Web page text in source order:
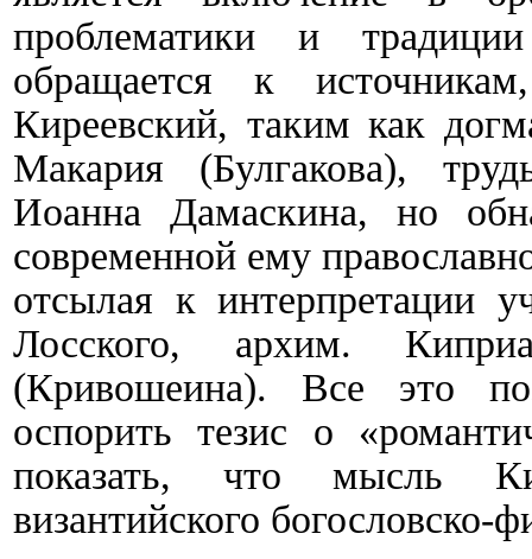
проблематики и
обращается к
Киреевский, таким как
Макария (Булгакова),
Иоанна Дамаскина, но
современной ему
отсылая к интерпретации
Лосского, архим.
(Кривошеина). Все это
оспорить тезис о
показать, что мысль
византийского богословско-